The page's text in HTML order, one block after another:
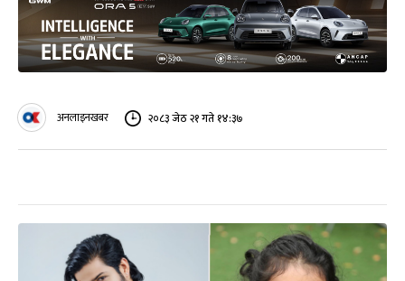
अनलाइनखबर २०८३ जेठ २१ गते १४:३७